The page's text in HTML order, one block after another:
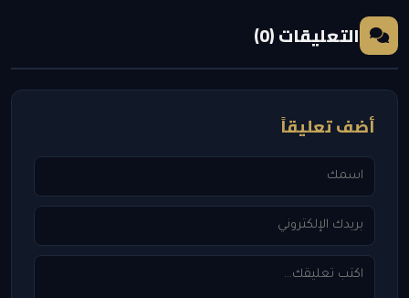
التعليقات (0)
أضف تعليقاً